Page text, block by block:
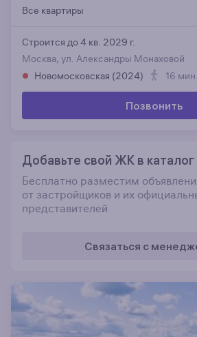
Все квартиры
Строится до 4 кв. 2029 г.
Москва, ул. Александры Монаховой
Новомосковская (2024)
16 мин.
Позвонить
Добавьте свой ЖК в
Бесплатно разместим
от застройщиков и их
представителей
Связаться с